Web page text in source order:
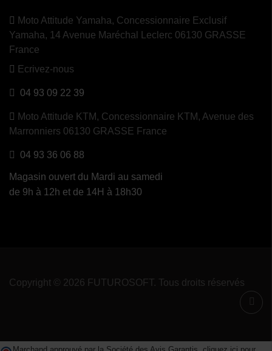
Moto Attitude Yamaha, Concessionnaire Exclusif
Yamaha, 14 Avenue Maréchal Leclerc 06130 GRASSE
France
Ecrivez-nous
04 93 09 22 39
Moto Attitude KTM, Concessionnaire KTM, Avenue des
Marronniers 06130 GRASSE France
04 93 36 06 88
Magasin ouvert du Mardi au samedi
de 9h à 12h et de 14H à 18h30
Copyright © 2026 FUTUROSOFT. Tous droits réservés